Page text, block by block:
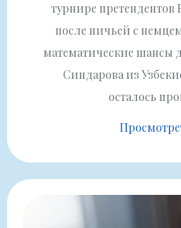
турнире претендентов
после ничьей с
математические шансы
Синдарова из
осталось